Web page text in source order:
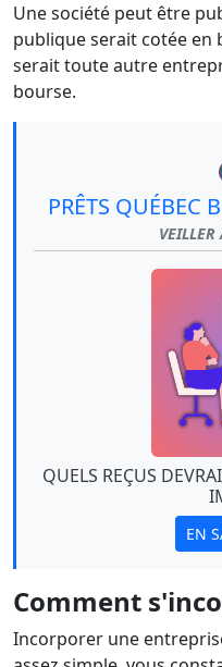
Une société peut être
publique serait cotée en
serait toute autre
bourse.
PRÊTS QUÉBEC
VEILLER
QUELS REÇUS
EN
Comment
Incorporer une